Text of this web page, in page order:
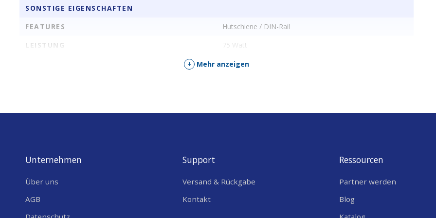
SONSTIGE EIGENSCHAFTEN
FEATURES
Hutschiene / DIN-Rail
LEISTUNG
75 Watt
12
+ Mehr anzeigen
Unternehmen
Über uns
AGB
Support
Versand & Rückgabe
Kontakt
Ressourcen
Partner werden
Blog